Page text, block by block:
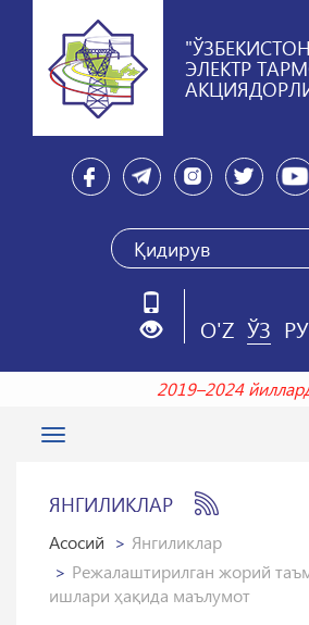
ЭЛЕКТР
O'Z ЎЗ РУ
2019–2024
Toggle
ЯНГИЛИКЛАР
Асосий
Янгиликлар
Режалаштирилган жорий
ишлари ҳақида маълумот